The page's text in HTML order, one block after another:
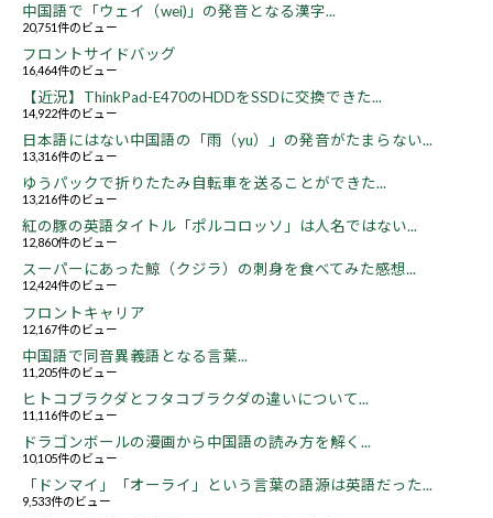
中国語で「ウェイ（wei)」の発音となる漢字...
20,751件のビュー
フロントサイドバッグ
16,464件のビュー
【近況】ThinkPad-E470のHDDをSSDに交換できた...
14,922件のビュー
日本語にはない中国語の「雨（yu）」の発音がたまらない...
13,316件のビュー
ゆうパックで折りたたみ自転車を送ることができた...
13,216件のビュー
紅の豚の英語タイトル「ポルコロッソ」は人名ではない...
12,860件のビュー
スーパーにあった鯨（クジラ）の刺身を食べてみた感想...
12,424件のビュー
フロントキャリア
12,167件のビュー
中国語で同音異義語となる言葉...
11,205件のビュー
ヒトコブラクダとフタコブラクダの違いについて...
11,116件のビュー
ドラゴンボールの漫画から中国語の読み方を解く...
10,105件のビュー
「ドンマイ」「オーライ」という言葉の語源は英語だった...
9,533件のビュー